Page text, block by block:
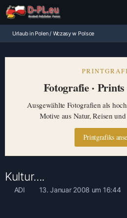
Urlaub in Polen / Wczasy w Polsce
Fotografie ·
Ausgewählte Fotografien als
Motive aus Natur, Reisen
Printgrafiks
Kultur....
ADI 13. Januar 2008 um 16:44